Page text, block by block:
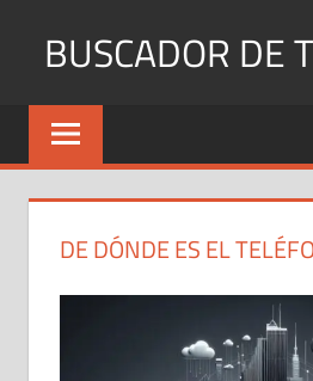
BUSCADOR DE
Identifica
Números
y
DE DÓNDE ES EL